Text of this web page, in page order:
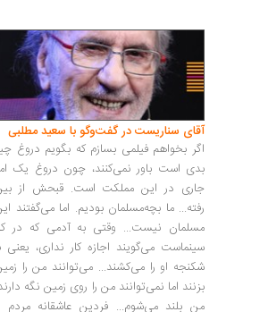
آقای سناریست در گفت‌وگو با سعید مطلبی
اگر بخواهم فیلمی بسازم که بگویم دروغ
بدی است باور نمی‌کنند، چون دروغ یک
جاری در این مملکت است. قبحش از
رفته... ما بچه‌مسلمان بودیم. اما می‌گفتند
مسلمان نیست... وقتی به آدمی که در
سینماست می‌گویند اجازه کار نداری، یعنی
شکنجه او را می‌کشند... می‌توانند من را
بزنند اما نمی‌توانند من را روی زمین نگه
من بلند می‌شوم... فردین عاشقانه مردم